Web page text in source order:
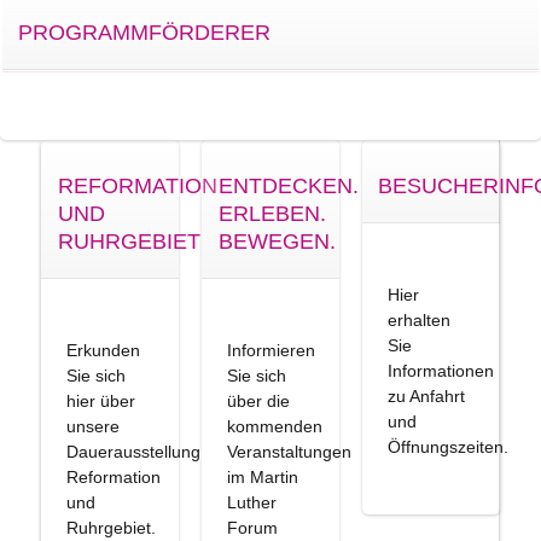
PROGRAMMFÖRDERER
REFORMATION
UND
RUHRGEBIET
Erkunden
Sie sich
hier über
unsere
Dauerausstellung
Reformation
und
Ruhrgebiet.
ENTDECKEN.
ERLEBEN.
BEWEGEN.
Informieren
Sie sich
über die
kommenden
Veranstaltungen
im Martin
Luther
Forum
Hier
erhalten
Sie
Informationen
zu Anfahrt
und
Öffnungszeiten.